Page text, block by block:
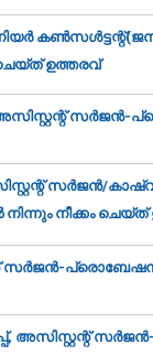
ഉത്തരവ്‌
സര്‍ജന്‍-
സര്‍ജന്‍/
നീക്കം
പ്രൊബേഷന്‍
അസിസ്റ്റന്റ്